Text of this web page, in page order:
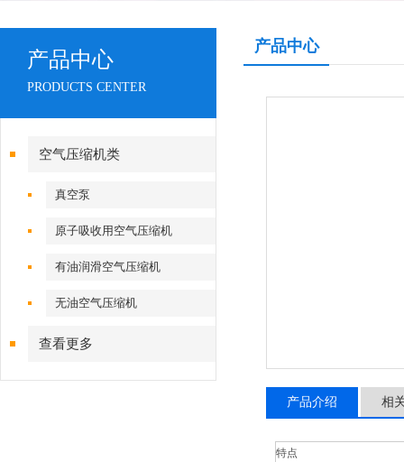
产品中心
PRODUCTS CENTER
空气压缩机类
真空泵
原子吸收用空气压缩机
有油润滑空气压缩机
无油空气压缩机
查看更多
产品中心
产品介绍 相
特点